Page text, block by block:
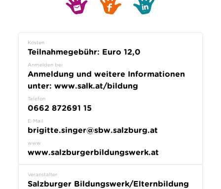
Kosten
Teilnahmegebühr: Euro 12,0
Anmelden bei
Anmeldung und weitere Informationen
unter: www.salk.at/bildung
Telefon
0662 872691 15
E-Mail
brigitte.singer@sbw.salzburg.at
www
www.salzburgerbildungswerk.at
Veranstalter
Salzburger Bildungswerk/Elternbildung